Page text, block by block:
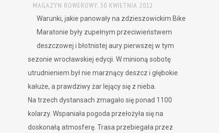
MAGAZYN ROWEROWY, 30 KWIETNIA 2012
Warunki, jakie panowały na zdzieszowickim Bike
Maratonie były zupełnym przeciwieństwem
deszczowej i błotnistej aury pierwszej w tym
sezonie wrocławskiej edycji. W minioną sobotę
utrudnieniem był nie marznący deszcz i głębokie
kałuże, a prawdziwy żar lejący się z nieba.
Na trzech dystansach zmagało się ponad 1100
kolarzy. Wspaniała pogoda przełożyła się na
doskonałą atmosferę. Trasa przebiegała przez